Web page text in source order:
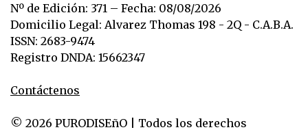
Nº de Edición: 371 – Fecha: 08/08/2026
Domicilio Legal: Alvarez Thomas 198 - 2Q - C.A.B.A.
ISSN: 2683-9474
Registro DNDA: 15662347
Contáctenos
© 2026 PURODISEñO | Todos los derechos